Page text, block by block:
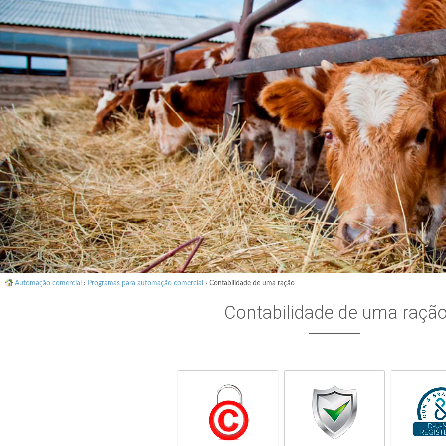
Automação comercial › Programas para automação comercial › Contabilidade de uma ração
Contabilidade de uma